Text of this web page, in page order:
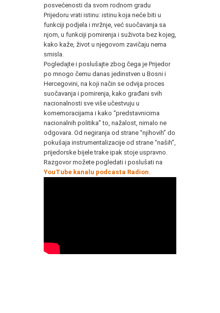
posvećenosti da svom rodnom gradu
Prijedoru vrati istinu: istinu koja neće biti u
funkciji podjela i mržnje, već suočavanja sa
njom, u funkciji pomirenja i suživota bez kojeg,
kako kaže, život u njegovom zavičaju nema
smisla.
Pogledajte i poslušajte zbog čega je Prijedor
po mnogo čemu danas jedinstven u Bosni i
Hercegovini, na koji način se odvija proces
suočavanja i pomirenja, kako građani svih
nacionalnosti sve više učestvuju u
komemoracijama i kako “predstavnicima
nacionalnih politika” to, nažalost, nimalo ne
odgovara. Od negiranja od strane “njihovih” do
pokušaja instrumentalizacije od strane “naših”,
prijedorske bijele trake ipak stoje uspravno.
Razgovor možete pogledati i poslušati na
YouTube kanalu podcasta Radion